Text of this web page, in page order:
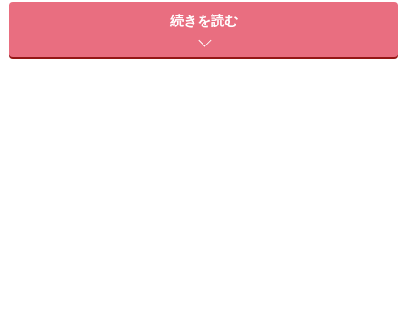
して様々な良い効果があることが分かっています。
そして近年また一つ、よく噛んで食べることが体内で優
続きを読む